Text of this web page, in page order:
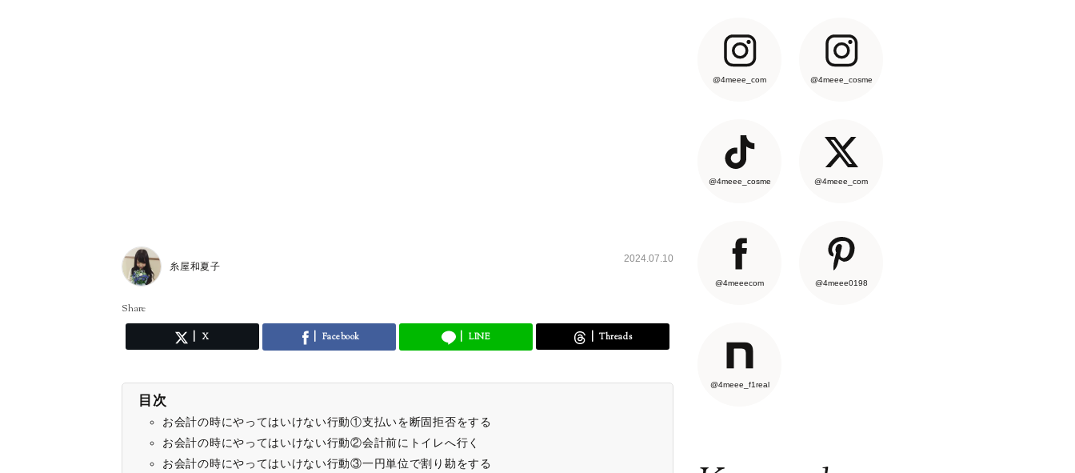
糸屋和夏子
2024.07.10
Share
X Facebook LINE Threads
目次
お会計の時にやってはいけない行動①支払いを断固拒否をする
お会計の時にやってはいけない行動②会計前にトイレへ行く
お会計の時にやってはいけない行動③一円単位で割り勘をする
@4meee_com @4meee_cosme
@4meee_cosme @4meee_com
@4meeecom @4meee0198
@4meee_f1real